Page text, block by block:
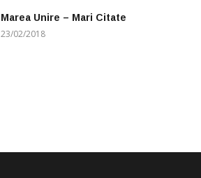
Marea Unire – Mari Citate
23/02/2018